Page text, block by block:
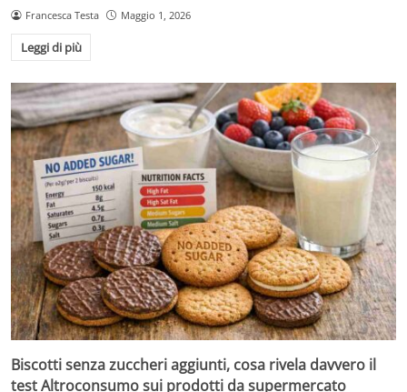
Francesca Testa Maggio 1, 2026
Leggi di più
Biscotti senza zuccheri aggiunti, cosa rivela davvero il
test Altroconsumo sui prodotti da supermercato